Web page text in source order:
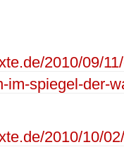
2010/09/
im-spiegel-der-
2010/10/